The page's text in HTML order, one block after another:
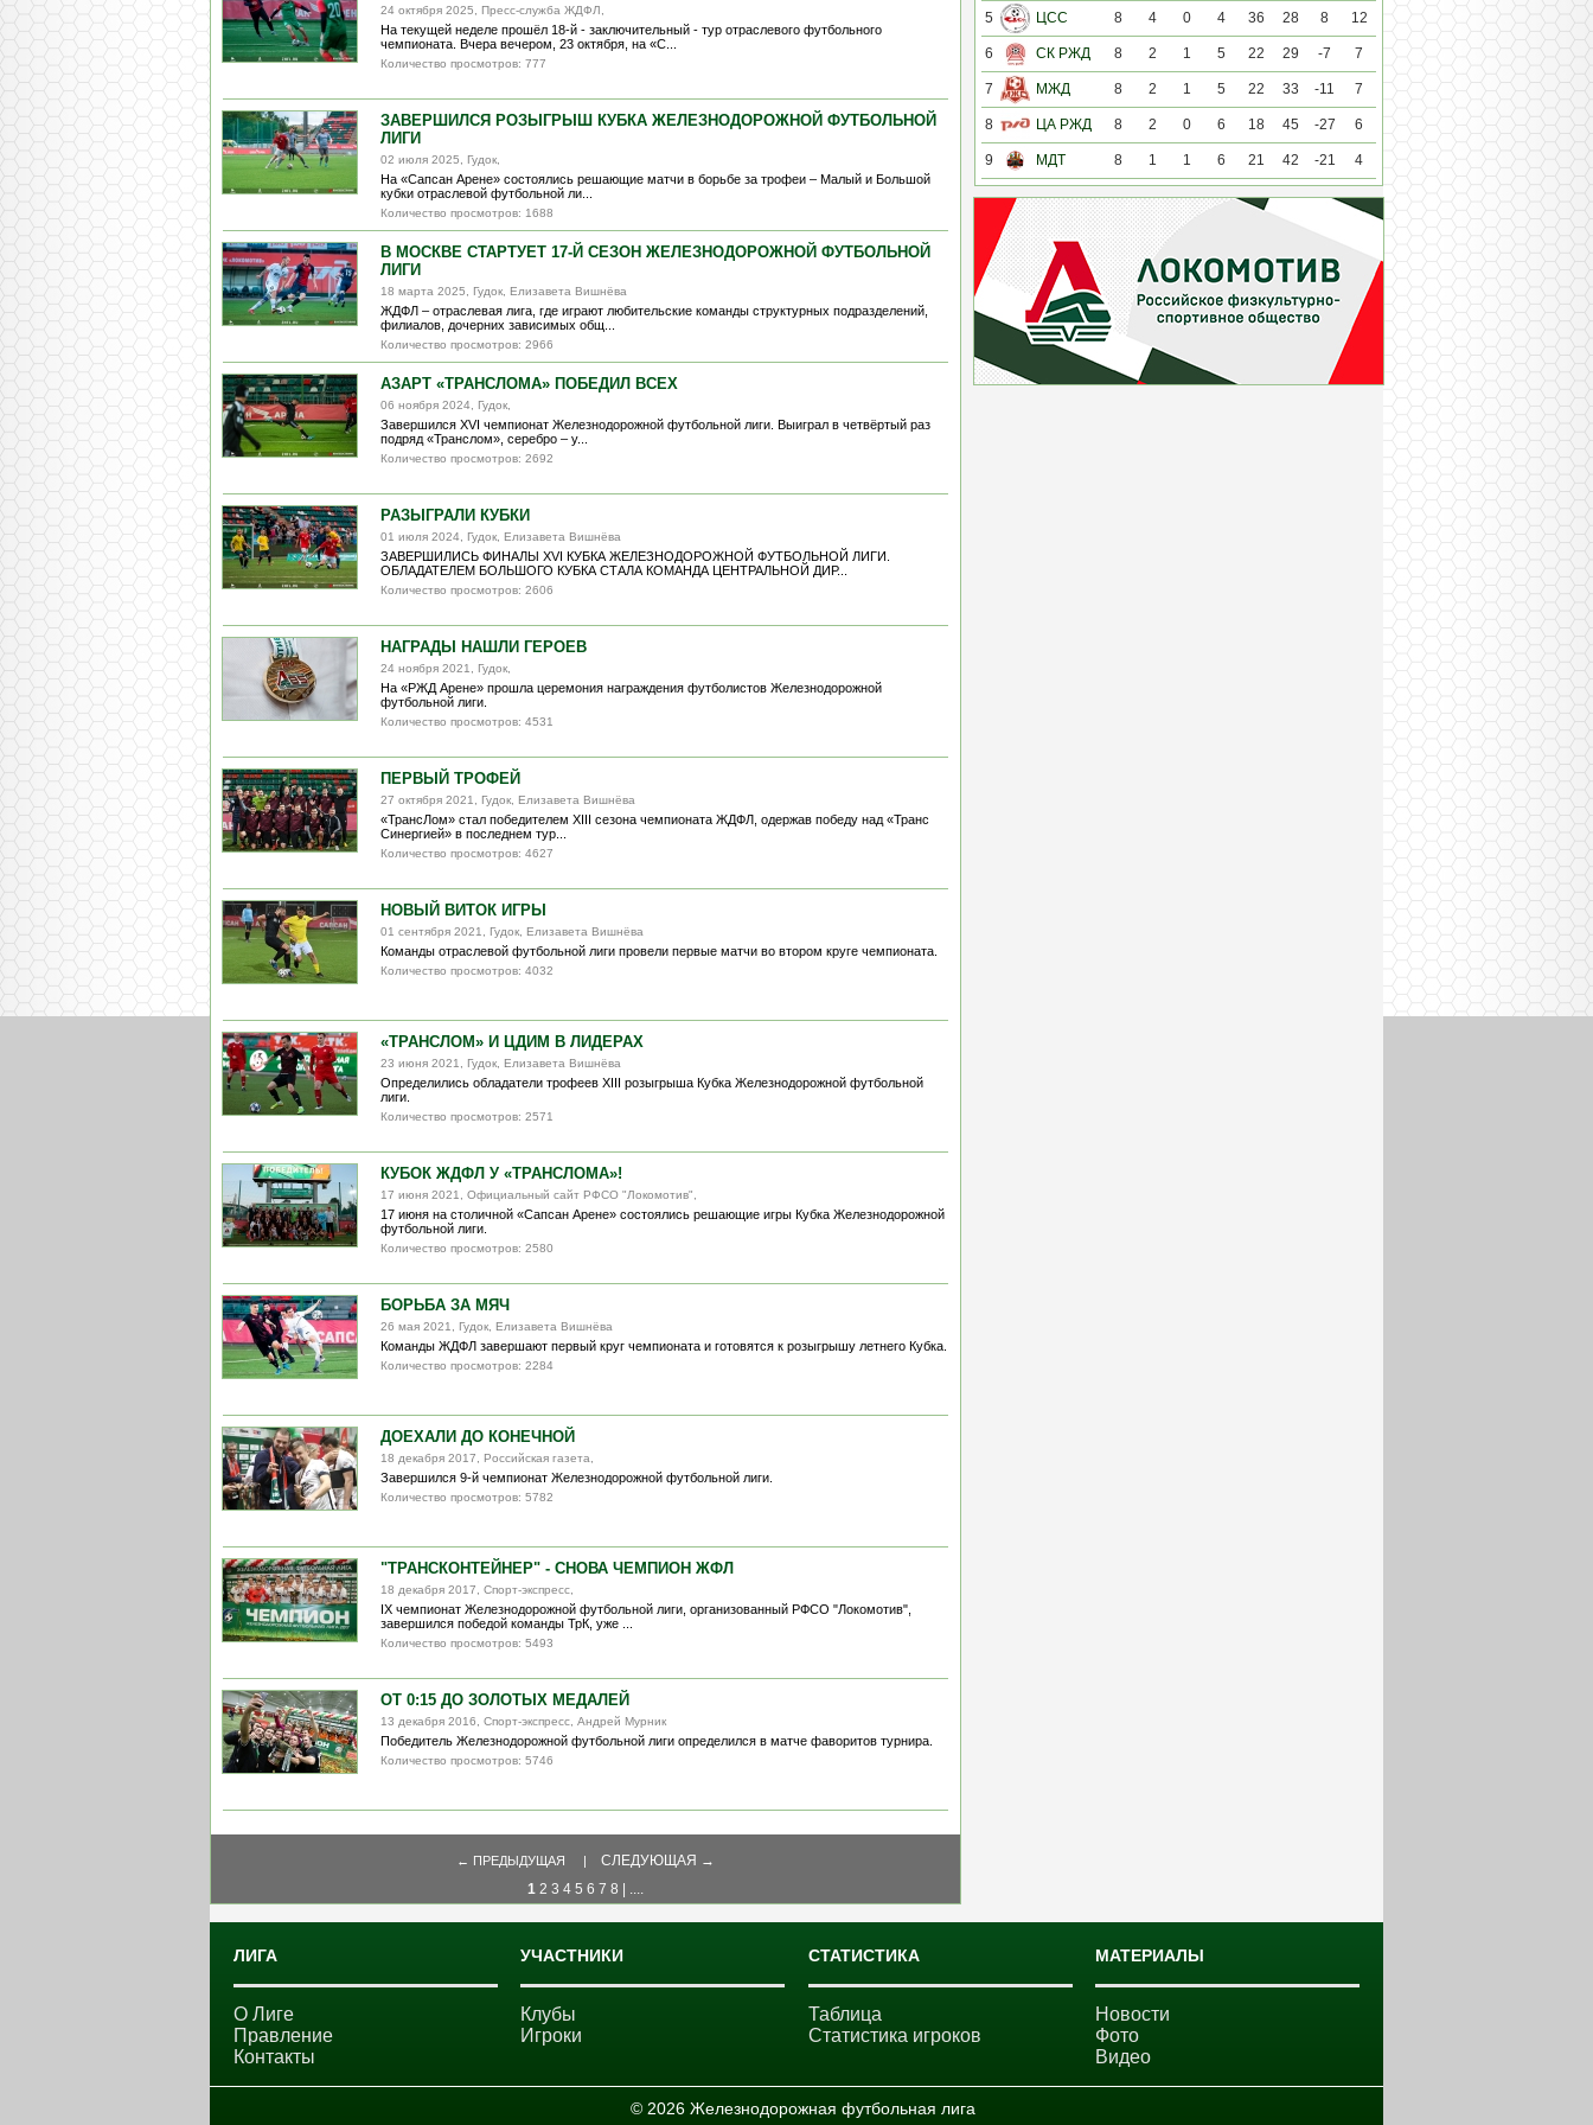
24 октября 2025, Пресс-служба ЖДФЛ,
На текущей неделе прошёл 18-й - заключительный - тур отраслевого футбольного
чемпионата. Вчера вечером, 23 октября, на «С...
Количество просмотров: 777
ЗАВЕРШИЛСЯ РОЗЫГРЫШ КУБКА ЖЕЛЕЗНОДОРОЖНОЙ ФУТБОЛЬНОЙ
ЛИГИ
02 июля 2025, Гудок,
На «Сапсан Арене» состоялись решающие матчи в борьбе за трофеи – Малый и Большой
кубки отраслевой футбольной ли...
Количество просмотров: 1688
В МОСКВЕ СТАРТУЕТ 17-Й СЕЗОН ЖЕЛЕЗНОДОРОЖНОЙ ФУТБОЛЬНОЙ
ЛИГИ
18 марта 2025, Гудок, Елизавета Вишнёва
ЖДФЛ – отраслевая лига, где играют любительские команды структурных подразделений,
филиалов, дочерних зависимых общ...
Количество просмотров: 2966
АЗАРТ «ТРАНСЛОМА» ПОБЕДИЛ ВСЕХ
06 ноября 2024, Гудок,
Завершился XVI чемпионат Железнодорожной футбольной лиги. Выиграл в четвёртый раз
подряд «Транслом», серебро – у...
Количество просмотров: 2692
РАЗЫГРАЛИ КУБКИ
01 июля 2024, Гудок, Елизавета Вишнёва
ЗАВЕРШИЛИСЬ ФИНАЛЫ XVI КУБКА ЖЕЛЕЗНОДОРОЖНОЙ ФУТБОЛЬНОЙ ЛИГИ.
ОБЛАДАТЕЛЕМ БОЛЬШОГО КУБКА СТАЛА КОМАНДА ЦЕНТРАЛЬНОЙ ДИР...
Количество просмотров: 2606
НАГРАДЫ НАШЛИ ГЕРОЕВ
24 ноября 2021, Гудок,
На «РЖД Арене» прошла церемония награждения футболистов Железнодорожной
футбольной лиги.
Количество просмотров: 4531
ПЕРВЫЙ ТРОФЕЙ
27 октября 2021, Гудок, Елизавета Вишнёва
«ТрансЛом» стал победителем XIII сезона чемпионата ЖДФЛ, одержав победу над «Транс
Синергией» в последнем тур...
Количество просмотров: 4627
НОВЫЙ ВИТОК ИГРЫ
01 сентября 2021, Гудок, Елизавета Вишнёва
Команды отраслевой футбольной лиги провели первые матчи во втором круге чемпионата.
Количество просмотров: 4032
«ТРАНСЛОМ» И ЦДИМ В ЛИДЕРАХ
23 июня 2021, Гудок, Елизавета Вишнёва
Определились обладатели трофеев XIII розыгрыша Кубка Железнодорожной футбольной
лиги.
Количество просмотров: 2571
КУБОК ЖДФЛ У «ТРАНСЛОМА»!
17 июня 2021, Официальный сайт РФСО "Локомотив",
17 июня на столичной «Сапсан Арене» состоялись решающие игры Кубка Железнодорожной
футбольной лиги.
Количество просмотров: 2580
БОРЬБА ЗА МЯЧ
26 мая 2021, Гудок, Елизавета Вишнёва
Команды ЖДФЛ завершают первый круг чемпионата и готовятся к розыгрышу летнего Кубка.
Количество просмотров: 2284
ДОЕХАЛИ ДО КОНЕЧНОЙ
18 декабря 2017, Российская газета,
Завершился 9-й чемпионат Железнодорожной футбольной лиги.
Количество просмотров: 5782
"ТРАНСКОНТЕЙНЕР" - СНОВА ЧЕМПИОН ЖФЛ
18 декабря 2017, Спорт-экспресс,
IX чемпионат Железнодорожной футбольной лиги, организованный РФСО "Локомотив",
завершился победой команды ТрК, уже ...
Количество просмотров: 5493
ОТ 0:15 ДО ЗОЛОТЫХ МЕДАЛЕЙ
13 декабря 2016, Спорт-экспресс, Андрей Мурник
Победитель Железнодорожной футбольной лиги определился в матче фаворитов турнира.
Количество просмотров: 5746
← ПРЕДЫДУЩАЯ | СЛЕДУЮЩАЯ →
1 2 3 4 5 6 7 8 ....
5 ЦСС 8 4 0 4 36 28 8 12
6 СК РЖД 8 2 1 5 22 29 -7 7
7 МЖД 8 2 1 5 22 33 -11 7
8 ЦА РЖД 8 2 0 6 18 45 -27 6
9 МДТ 8 1 1 6 21 42 -21 4
ЛИГА
О Лиге
Правление
Контакты
УЧАСТНИКИ
Клубы
Игроки
СТАТИСТИКА
Таблица
Статистика игроков
МАТЕРИАЛЫ
Новости
Фото
Видео
© 2026 Железнодорожная футбольная лига